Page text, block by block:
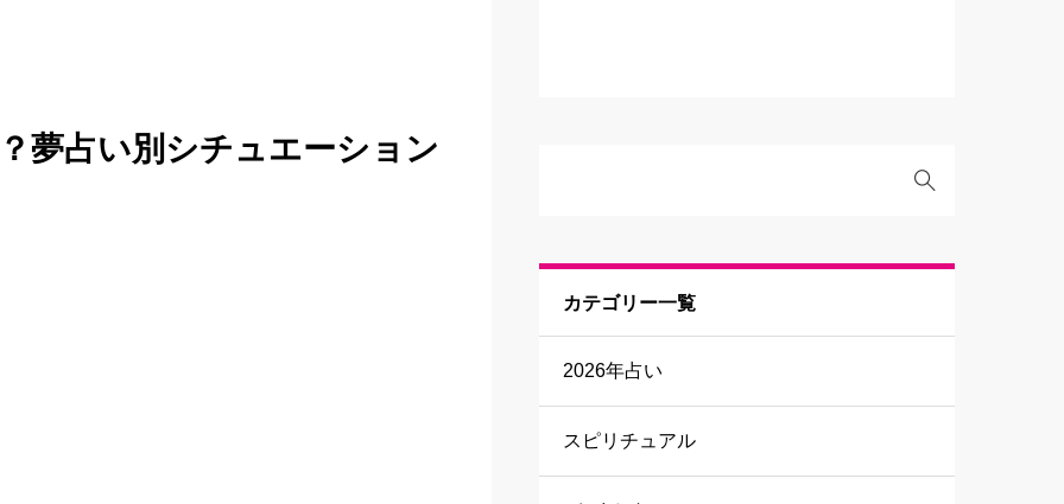
夢占い別シチュエーション
カテゴリー一覧
2026年占い
スピリチュアル